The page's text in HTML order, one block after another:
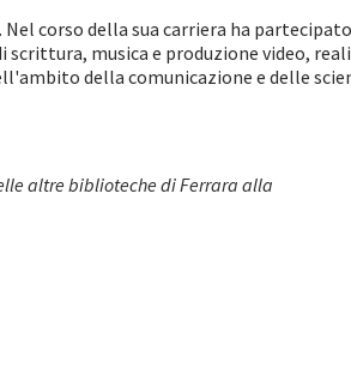
corso della sua carriera ha
musica e produzione video,
della comunicazione e delle
altre biblioteche di Ferrara alla